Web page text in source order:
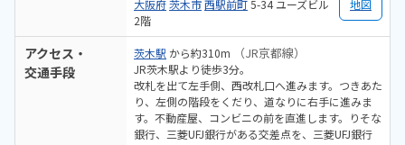
大阪府茨木市西駅前町5-34 ユーズビル
2階
地図
アクセス・
交通手段
茨木駅 から約310m （JR京都線）
JR茨木駅より徒歩3分。
改札を出て左手側、西改札口へ進みます。つきあた
り、左側の階段をくだり、道なりに右手に進みま
す。不動産屋、コンビニの前を直進します。りそな
銀行、三菱UFJ銀行がある交差点を、三菱UFJ銀行